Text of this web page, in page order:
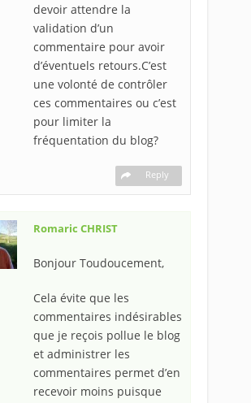
devoir attendre la
validation d’un
commentaire pour avoir
d’éventuels retours.C’est
une volonté de contrôler
ces commentaires ou c’est
pour limiter la
fréquentation du blog?
Reply
Romaric CHRIST
Bonjour Toudoucement,
Cela évite que les
commentaires indésirables
que je reçois pollue le blog
et administrer les
commentaires permet d’en
recevoir moins puisque